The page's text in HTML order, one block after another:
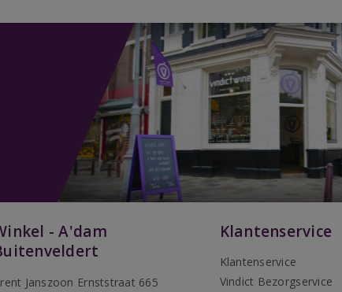
- A'dam
Janszoon Ernststraat 665
Klantenservice
Klantenservice
Vindict Bezorgservice